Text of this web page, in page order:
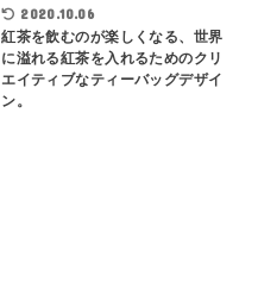
2020.10.06
紅茶を飲むのが楽しくなる、世界
に溢れる紅茶を入れるためのクリ
エイティブなティーバッグデザイ
ン。